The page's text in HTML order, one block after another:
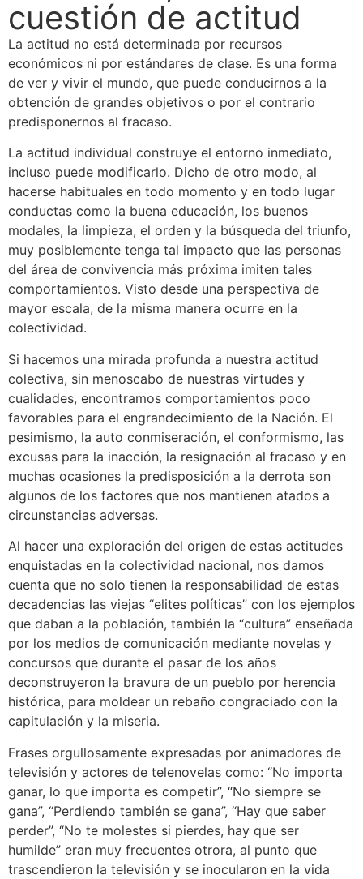
cuestión de actitud
La actitud no está determinada por recursos
económicos ni por estándares de clase. Es una forma
de ver y vivir el mundo, que puede conducirnos a la
obtención de grandes objetivos o por el contrario
predisponernos al fracaso.
La actitud individual construye el entorno inmediato,
incluso puede modificarlo. Dicho de otro modo, al
hacerse habituales en todo momento y en todo lugar
conductas como la buena educación, los buenos
modales, la limpieza, el orden y la búsqueda del triunfo,
muy posiblemente tenga tal impacto que las personas
del área de convivencia más próxima imiten tales
comportamientos. Visto desde una perspectiva de
mayor escala, de la misma manera ocurre en la
colectividad.
Si hacemos una mirada profunda a nuestra actitud
colectiva, sin menoscabo de nuestras virtudes y
cualidades, encontramos comportamientos poco
favorables para el engrandecimiento de la Nación. El
pesimismo, la auto conmiseración, el conformismo, las
excusas para la inacción, la resignación al fracaso y en
muchas ocasiones la predisposición a la derrota son
algunos de los factores que nos mantienen atados a
circunstancias adversas.
Al hacer una exploración del origen de estas actitudes
enquistadas en la colectividad nacional, nos damos
cuenta que no solo tienen la responsabilidad de estas
decadencias las viejas “elites políticas” con los ejemplos
que daban a la población, también la “cultura” enseñada
por los medios de comunicación mediante novelas y
concursos que durante el pasar de los años
deconstruyeron la bravura de un pueblo por herencia
histórica, para moldear un rebaño congraciado con la
capitulación y la miseria.
Frases orgullosamente expresadas por animadores de
televisión y actores de telenovelas como: “No importa
ganar, lo que importa es competir”, “No siempre se
gana”, “Perdiendo también se gana”, “Hay que saber
perder”, “No te molestes si pierdes, hay que ser
humilde” eran muy frecuentes otrora, al punto que
trascendieron la televisión y se inocularon en la vida